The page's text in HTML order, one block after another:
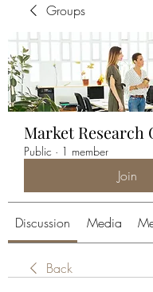
Groups
Market Research
Public · 1 member
Join
Discussion Media
Back